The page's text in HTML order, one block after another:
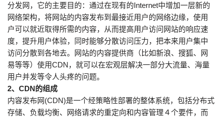
分发网，它的主要目的：通过在现有的Internet中增加一层新的
网络架构，将网站的内容发布到最接近用户的网络边缘，使用
户可以就近取得所需的内容，从而提高用户访问网站的响应速
度，提升用户体验，同时能够分散访问压力，把本来用户集中
访问分散到各地去。网站的内容提供商（比如新浪、搜狐、网
易等等）使用CDN，就可以在宏观层解决一部分大流量、海量
用户并发等令人头疼的问题。
2、CDN的组成
内容发布网(CDN)是一个经策略性部署的整体系统，包括分布式
存储、负载均衡、网络请求的重定向和内容管理４个要件，而